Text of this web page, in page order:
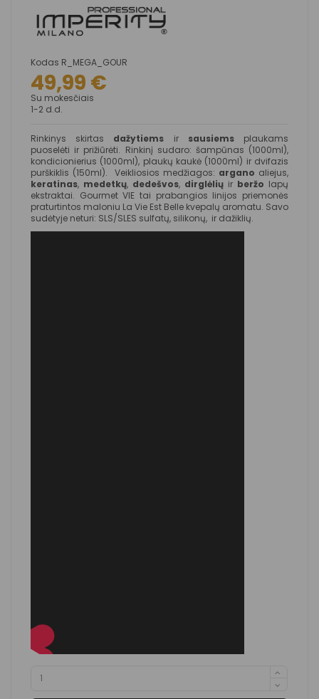
Kodas R_MEGA_GOUR
49,99 €
Su mokesčiais
1-2 d.d.
Rinkinys skirtas dažytiems ir sausiemsplaukams
puoselėti ir prižiūrėti. Rinkinį sudaro: šampūnas (1000ml),
kondicionierius (1000ml), plaukų kaukė (1000ml) ir dvifazis
purškiklis (150ml). Veikliosios medžiagos: argano aliejus,
keratinas, medetkų, dedešvos, dirglėlių ir beržo lapų
ekstraktai. Gourmet VIE tai prabangios linijos priemonės
praturtintos maloniu La Vie Est Belle kvepalų aromatu. Savo
sudėtyje neturi: SLS/SLES sulfatų, silikonų, ir dažiklių.